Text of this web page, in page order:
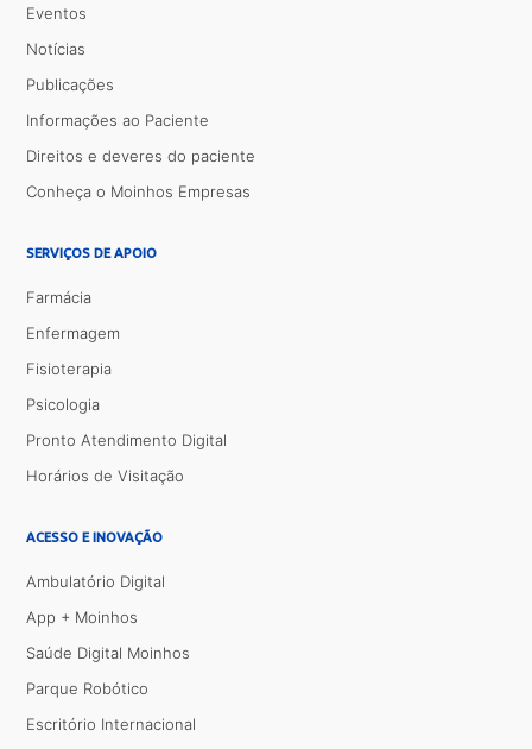
Eventos
Notícias
Publicações
Informações ao Paciente
Direitos e deveres do paciente
Conheça o Moinhos Empresas
SERVIÇOS DE APOIO
Farmácia
Enfermagem
Fisioterapia
Psicologia
Pronto Atendimento Digital
Horários de Visitação
ACESSO E INOVAÇÃO
Ambulatório Digital
App + Moinhos
Saúde Digital Moinhos
Parque Robótico
Escritório Internacional